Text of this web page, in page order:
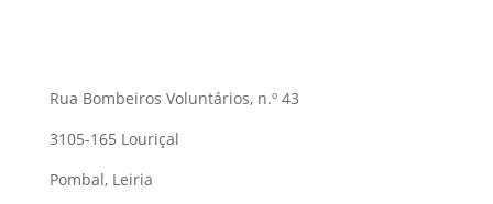
Rua Bombeiros Voluntários, n.º 43
3105-165 Louriçal
Pombal, Leiria